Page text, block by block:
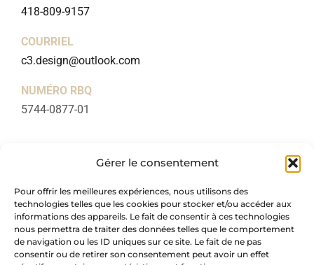
Gérer le consentement
Pour offrir les meilleures expériences, nous utilisons des
technologies telles que les cookies pour stocker et/ou accéder aux
informations des appareils. Le fait de consentir à ces technologies
nous permettra de traiter des données telles que le comportement
de navigation ou les ID uniques sur ce site. Le fait de ne pas
consentir ou de retirer son consentement peut avoir un effet
418-809-9157
COURRIEL
c3.design@outlook.com
NUMÉRO RBQ
5744-0877-01
À propos
Forfaits
Blogue
Réalisations